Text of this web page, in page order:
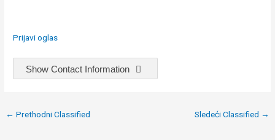
Prijavi oglas
Show Contact Information
Post
← Prethodni Classified Sledeći Classified →